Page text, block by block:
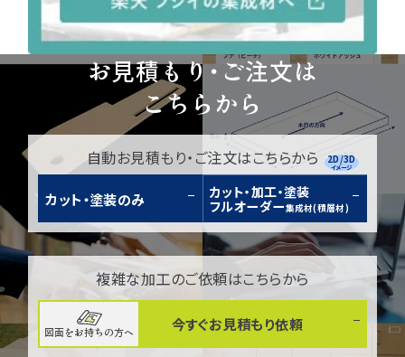
お見積もり・ご注文は
こちらから
自動お見積もり・ご注文はこちらから
カット・塗装のみ
カット・加工・塗装
フルオーダー集成材(積層材)
2D/3D
イメージ
複雑な加工のご依頼はこちらから
図面をお持ちの方へ 今すぐお見積もり依頼